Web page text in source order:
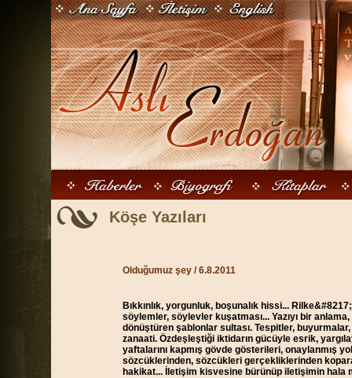
Köşe Yazıları
Olduğumuz şey / 6.8.2011
Bıkkınlık, yorgunluk, boşunalık hissi...
söylemler, söylevler kuşatması... Yazıyı bir
dönüştüren şablonlar sultası. Tespitler,
zanaati. Özdeşleştiği iktidarın gücüyle esrik,
yaftalarını kapmış gövde gösterileri, onaylanmış
sözcüklerinden, sözcükleri gerçekliklerinden
hakikat... İletişim kisvesine bürünüp iletişimin hala